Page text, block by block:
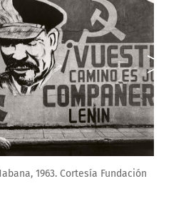
1963. Cortesía Fundación